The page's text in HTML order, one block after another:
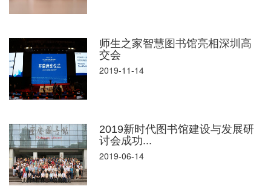
师生之家智慧图书馆亮相深圳高
交会
2019-11-14
2019新时代图书馆建设与发展研
讨会成功...
2019-06-14